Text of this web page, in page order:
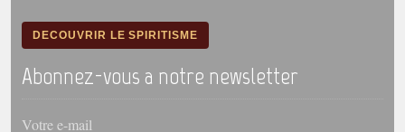
DECOUVRIR LE SPIRITISME
Abonnez-vous a notre newsletter
Votre e-mail